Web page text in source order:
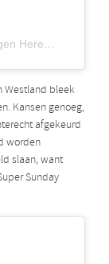
Een bericht gedeeld door MHC Beuningen Heren 1
Westland bleek
Kansen genoeg,
afgekeurd
worden
slaan, want
Sunday